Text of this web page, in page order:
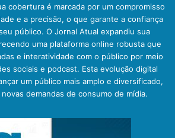
cobertura é marcada por um compromisso
e a precisão, o que garante a confiança
público. O Jornal Atual expandiu sua
uma plataforma online robusta que
e interatividade com o público por meio
sociais e podcast. Esta evolução digital
um público mais amplo e diversificado,
demandas de consumo de mídia.